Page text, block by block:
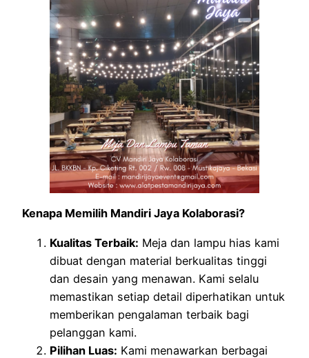
Kenapa Memilih Mandiri Jaya Kolaborasi?
Kualitas Terbaik: Meja dan lampu hias kami
dibuat dengan material berkualitas tinggi
dan desain yang menawan. Kami selalu
memastikan setiap detail diperhatikan untuk
memberikan pengalaman terbaik bagi
pelanggan kami.
Pilihan Luas: Kami menawarkan berbagai